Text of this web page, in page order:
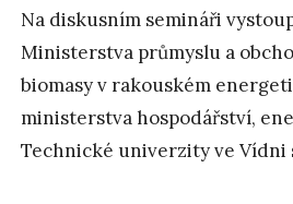
Na diskusním semináři
Ministerstva průmyslu a
biomasy v rakouském
ministerstva hospodářství,
Technické univerzity ve Vídni